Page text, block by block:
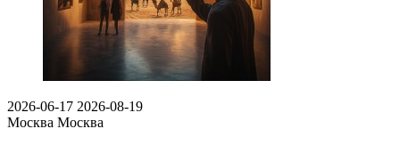
2026-06-17 2026-08-19
Москва Москва